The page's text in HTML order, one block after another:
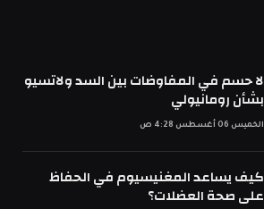
لا حسم في المفاوضات بين السد ولاتسيو
بشأن رومانيولي
الخميس 06 أغسطس 4:28 ص
كيف يساعد المغنيسيوم في الحفاظ
على صحة العضلات؟